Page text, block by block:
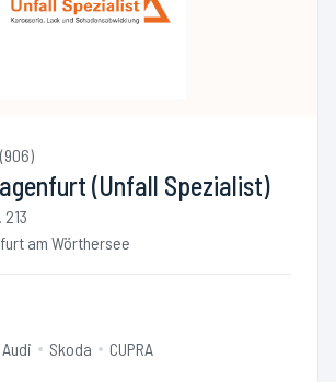
(906)
(Unfall Spezialist)
am Wörthersee
Audi Skoda CUPRA